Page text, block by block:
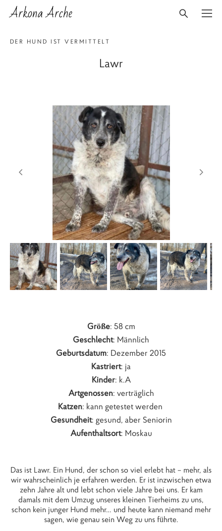
Arkona Arche
DER HUND IST VERMITTELT
Lawr
Größe: 58 cm
Geschlecht: Männlich
Geburtsdatum: Dezember 2015
Kastriert: ja
Kinder: k.A
Artgenossen: verträglich
Katzen: kann getestet werden
Gesundheit: gesund, aber Seniorin
Aufenthaltsort: Moskau
Das ist Lawr. Ein Hund, der schon so viel erlebt hat – mehr, als
wir wahrscheinlich je erfahren werden. Er ist inzwischen etwa
zehn Jahre alt und lebt schon viele Jahre bei uns. Er kam
damals mit dem Umzug unseres kleinen Tierheims zu uns,
schon kein junger Hund mehr… und heute kann niemand mehr
sagen, wie genau sein Weg zu uns führte.